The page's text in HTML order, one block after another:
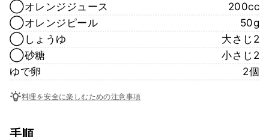
◯オレンジジュース
200cc
◯オレンジピール
50g
◯しょうゆ
大さじ2
◯砂糖
小さじ2
ゆで卵
2個
料理を安全に楽しむための注意事項